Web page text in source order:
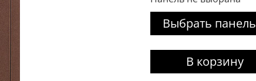
Выбрать панель
В корзину